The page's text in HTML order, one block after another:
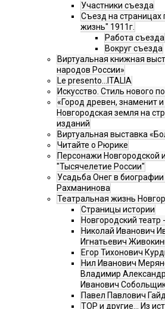
Участники съезда
Cъезд на страницах
жизнь" 1911г.
Работа съезда
Вокруг съезда
Виртуальная книжная
народов России»
Le presento...ITALIA
Искусство. Стиль нового
«Город древен, знаменит и
Новгородская земля на
изданий
Виртуальная выставка
Читайте о Рюрике
Персонажи Новгородской
"Тысячелетие России"
Усадьба Онег в
Рахманинова
Театральная жизнь
Страницы истории
Новгородский театр
Николай Иванович
Игнатьевич
Егор Тихонович
Нил Иванович
Владимир
Иванович
Павел Павлович
ТОР и другие… Из